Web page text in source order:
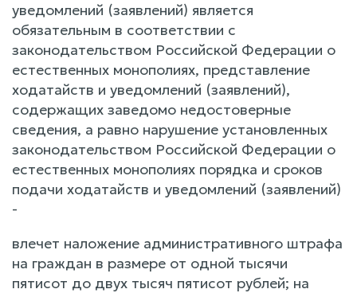
уведомлений (заявлений) является
обязательным в соответствии с
законодательством Российской Федерации о
естественных монополиях, представление
ходатайств и уведомлений (заявлений),
содержащих заведомо недостоверные
сведения, а равно нарушение установленных
законодательством Российской Федерации о
естественных монополиях порядка и сроков
подачи ходатайств и уведомлений (заявлений)
-
влечет наложение административного штрафа
на граждан в размере от одной тысячи
пятисот до двух тысяч пятисот рублей; на